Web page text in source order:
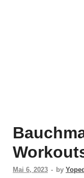
Mai 6, 2023 - by